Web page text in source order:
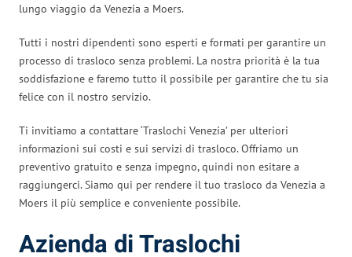
lungo viaggio da Venezia a Moers.
Tutti i nostri dipendenti sono esperti e formati per garantire un
processo di trasloco senza problemi. La nostra priorità è la tua
soddisfazione e faremo tutto il possibile per garantire che tu sia
felice con il nostro servizio.
Ti invitiamo a contattare ‘Traslochi Venezia’ per ulteriori
informazioni sui costi e sui servizi di trasloco. Offriamo un
preventivo gratuito e senza impegno, quindi non esitare a
raggiungerci. Siamo qui per rendere il tuo trasloco da Venezia a
Moers il più semplice e conveniente possibile.
Azienda di Traslochi